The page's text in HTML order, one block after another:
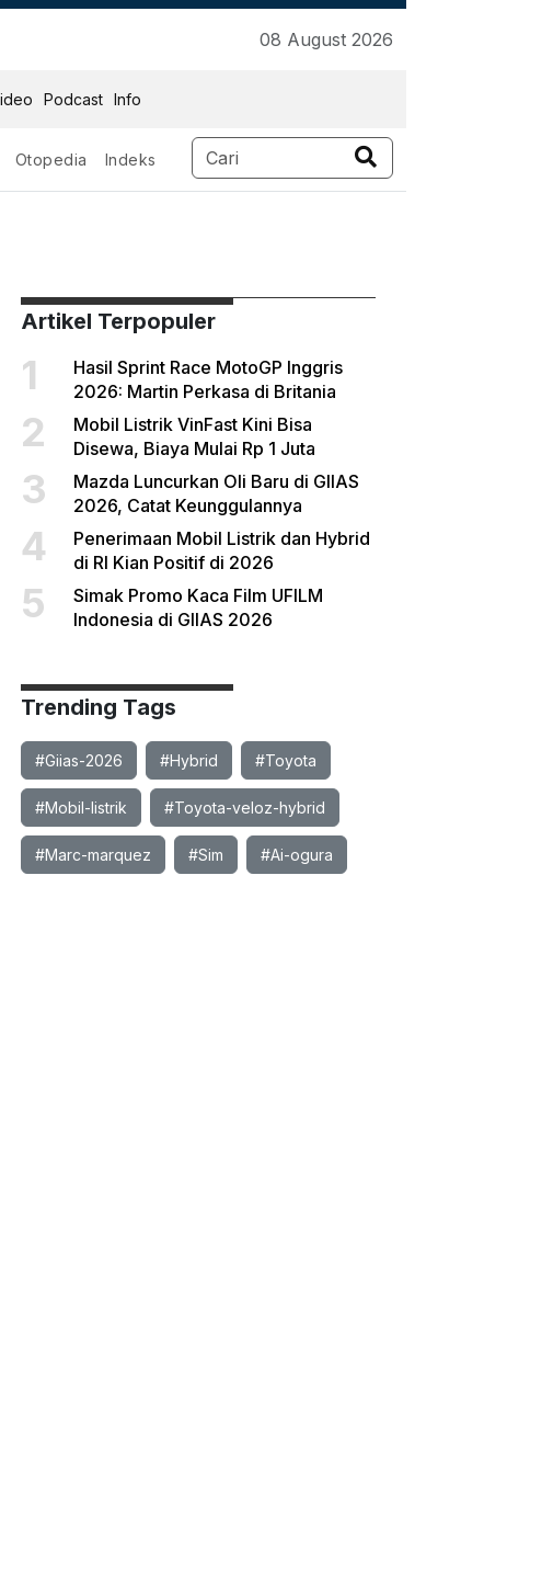
08 August 2026
Podcast Info
Otopedia Indeks
Artikel Terpopuler
1
Hasil Sprint Race MotoGP Inggris
2026: Martin Perkasa di Britania
2
Mobil Listrik VinFast Kini Bisa
Disewa, Biaya Mulai Rp 1 Juta
3
Mazda Luncurkan Oli Baru di GIIAS
2026, Catat Keunggulannya
4
Penerimaan Mobil Listrik dan Hybrid
di RI Kian Positif di 2026
5
Simak Promo Kaca Film UFILM
Indonesia di GIIAS 2026
Trending Tags
#Giias-2026 #Hybrid #Toyota
#Mobil-listrik #Toyota-veloz-hybrid
#Marc-marquez #Sim #Ai-ogura